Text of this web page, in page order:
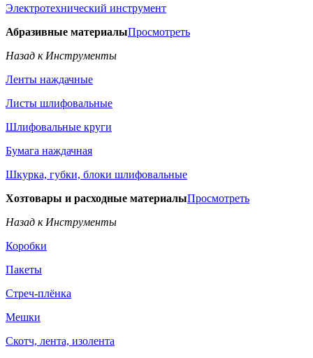
Электротехнический инструмент
Абразивные материалыПросмотреть
Назад к Инструменты
Ленты наждачные
Листы шлифовальные
Шлифовальные круги
Бумага наждачная
Шкурка, губки, блоки шлифовальные
Хозтовары и расходные материалыПросмотреть
Назад к Инструменты
Коробки
Пакеты
Стреч-плёнка
Мешки
Скотч, лента, изолента